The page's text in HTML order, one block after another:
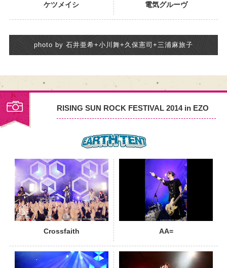
ケツメイシ 電気グルーヴ
photo by 石井亜希+小川舞+久保憲司+三浦麻旅子
RISING SUN ROCK FESTIVAL 2014 in EZO
Crossfaith AA=
PHOTO
PHOTO